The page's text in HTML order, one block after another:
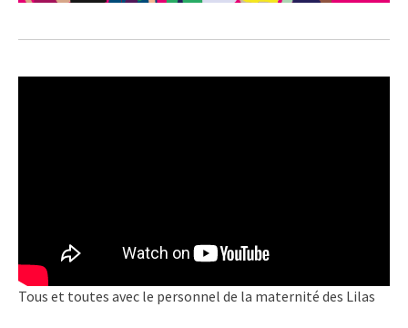
Tous et toutes avec le personnel de la maternité des Lilas